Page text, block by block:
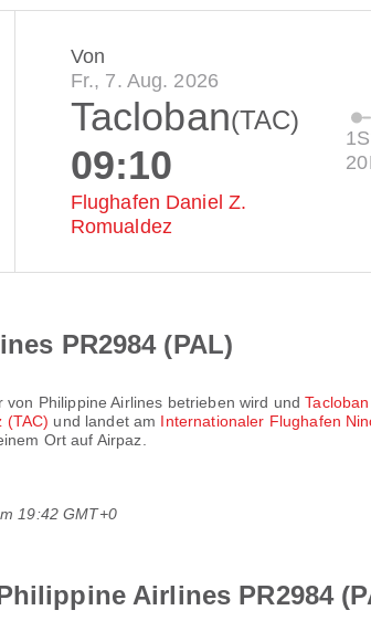
Von
Fr., 7. Aug. 2026
Tacloban(TAC)
09:10
Flughafen Daniel Z.
Romualdez
PR2984 (PAL)
von Philippine Airlines betrieben wird und
(TAC) und landet am Internationaler Flughafen
Ort auf Airpaz.
19:42 GMT+0
Airlines PR2984